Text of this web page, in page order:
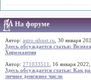
На форуме
Автор: astro.sibnet.ru , 30 января
Здесь обсуждается статья:
Хиромантии
Автор: 271033511
, 16 января
Здесь обсуждается статья: Как
личное денежное число